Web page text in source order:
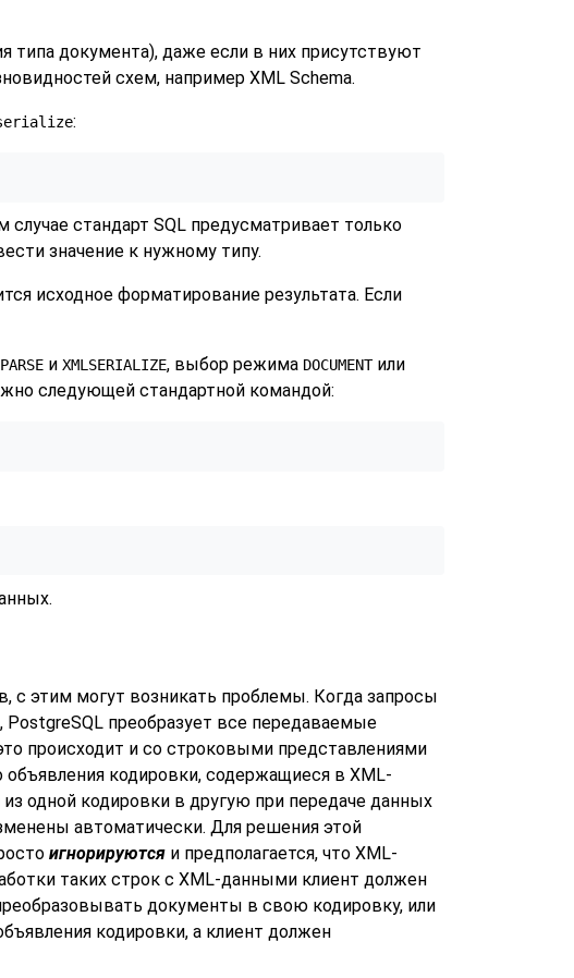
типа документа), даже если в них присутствуют
схем, например XML Schema.
:
стандарт SQL предусматривает только
значение к нужному типу.
исходное форматирование результата. Если
и XMLSERIALIZE, выбор режима DOCUMENTили
следующей стандартной командой:
с этим могут возникать проблемы. Когда запросы
преобразует все передаваемые
происходит и со строковыми представлениями
кодировки, содержащиеся в XML-
одной кодировки в другую при передаче данных
автоматически. Для решения этой
игнорируются и предполагается, что XML-
таких строк с XML-данными клиент должен
документы в свою кодировку, или
кодировки, а клиент должен